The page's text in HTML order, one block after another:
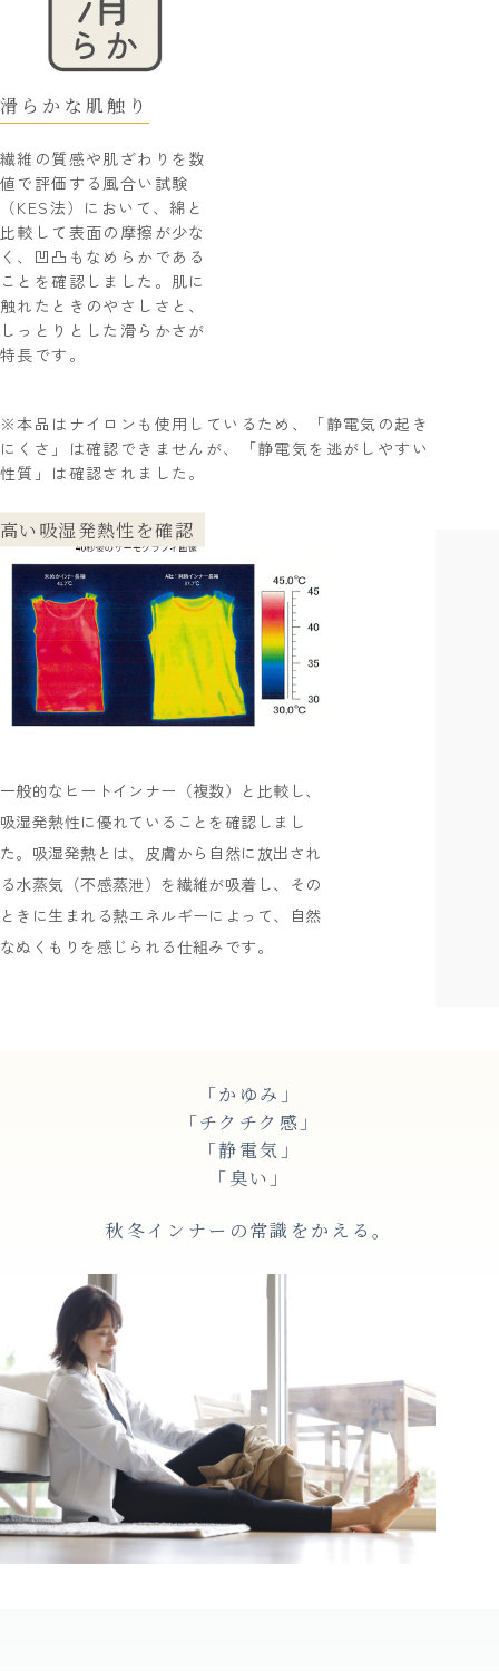
滑らかな肌触り
繊維の質感や肌ざわりを数
値で評価する風合い試験
（KES法）において、綿と
比較して表面の摩擦が少な
く、凹凸もなめらかである
ことを確認しました。肌に
触れたときのやさしさと、
しっとりとした滑らかさが
特長です。
※本品はナイロンも使用しているため、「静電気の起き
にくさ」は確認できませんが、「静電気を逃がしやすい
性質」は確認されました。
高い吸湿発熱性を確認
一般的なヒートインナー（複数）と比較し、
吸湿発熱性に優れていることを確認しまし
た。吸湿発熱とは、皮膚から自然に放出され
る水蒸気（不感蒸泄）を繊維が吸着し、その
ときに生まれる熱エネルギーによって、自然
なぬくもりを感じられる仕組みです。
「かゆみ」
「チクチク感」
「静電気」
「臭い」
秋冬インナーの常識をかえる。